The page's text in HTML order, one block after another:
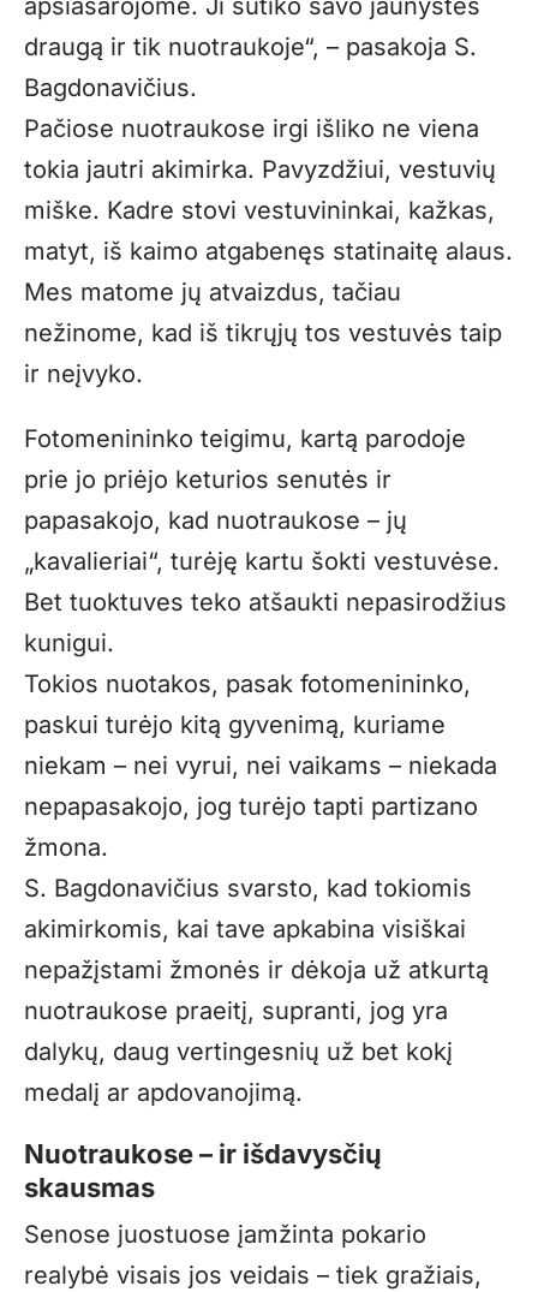
draugą ir tik nuotraukoje“, – pasakoja S.
Bagdonavičius.
Pačiose nuotraukose irgi išliko ne viena
tokia jautri akimirka. Pavyzdžiui, vestuvių
miške. Kadre stovi vestuvininkai, kažkas,
matyt, iš kaimo atgabenęs statinaitę alaus.
Mes matome jų atvaizdus, tačiau
nežinome, kad iš tikrųjų tos vestuvės taip
ir neįvyko.
Fotomenininko teigimu, kartą parodoje
prie jo priėjo keturios senutės ir
papasakojo, kad nuotraukose – jų
„kavalieriai“, turėję kartu šokti vestuvėse.
Bet tuoktuves teko atšaukti nepasirodžius
kunigui.
Tokios nuotakos, pasak fotomenininko,
paskui turėjo kitą gyvenimą, kuriame
niekam – nei vyrui, nei vaikams – niekada
nepapasakojo, jog turėjo tapti partizano
žmona.
S. Bagdonavičius svarsto, kad tokiomis
akimirkomis, kai tave apkabina visiškai
nepažįstami žmonės ir dėkoja už atkurtą
nuotraukose praeitį, supranti, jog yra
dalykų, daug vertingesnių už bet kokį
medalį ar apdovanojimą.
Nuotraukose – ir išdavysčių
skausmas
Senose juostuose įamžinta pokario
realybė visais jos veidais – tiek gražiais,